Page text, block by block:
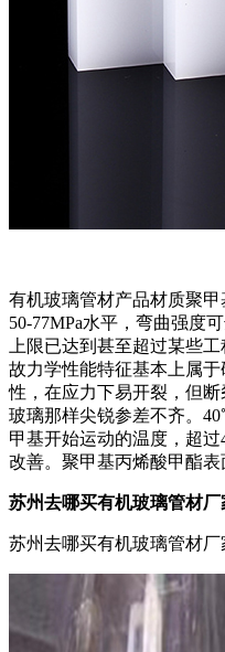
有机玻璃管材产品材质聚
50-77MPa水平，弯曲强度
上限已达到甚至超过某些工
故力学性能特征基本上属
性，在应力下易开裂，但
玻璃那样尖锐参差不齐。
甲基开始运动的温度，超
改善。聚甲基丙烯酸甲酯表
苏州去哪买有机玻璃管材厂
苏州去哪买有机玻璃管材厂